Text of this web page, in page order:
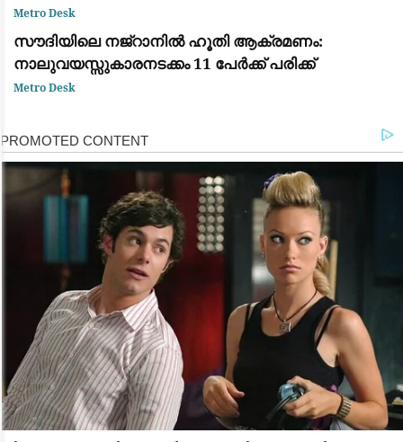
നരേന്ദ്ര മോദി
Metro Desk
സൗദിയിലെ നജ്‌റാനിൽ ഹൂതി ആക്രമണം:
നാലുവയസ്സുകാരനടക്കം 11 പേർക്ക് പരിക്ക്
Metro Desk